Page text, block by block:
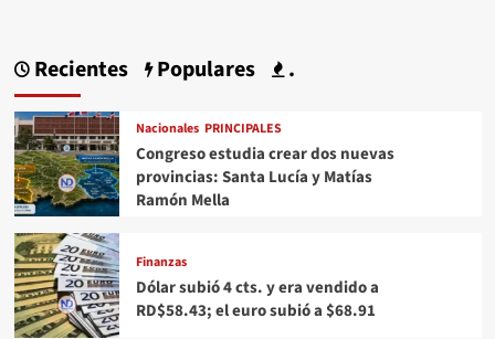
Recientes Populares .
Nacionales PRINCIPALES
Congreso estudia crear dos nuevas
provincias: Santa Lucía y Matías
Ramón Mella
Finanzas
Dólar subió 4 cts. y era vendido a
RD$58.43; el euro subió a $68.91